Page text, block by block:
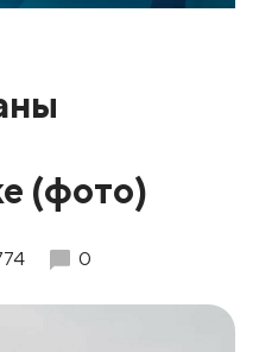
(фото)
0